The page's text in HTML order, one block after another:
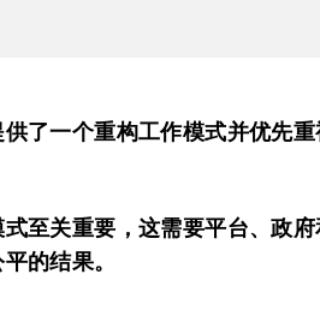
了一个重构工作模式并优先重
至关重要，这需要平台、政
的结果。